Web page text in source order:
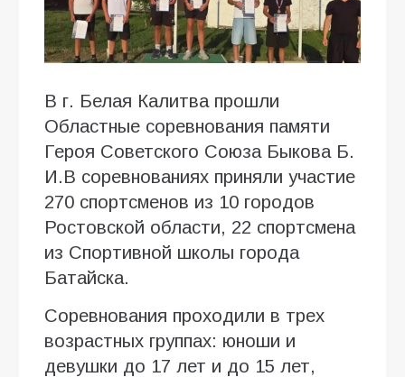
В г. Белая Калитва прошли
Областные соревнования памяти
Героя Советского Союза Быкова Б.
И.В соревнованиях приняли участие
270 спортсменов из 10 городов
Ростовской области, 22 спортсмена
из Спортивной школы города
Батайска.
Соревнования проходили в трех
возрастных группах: юноши и
девушки до 17 лет и до 15 лет,